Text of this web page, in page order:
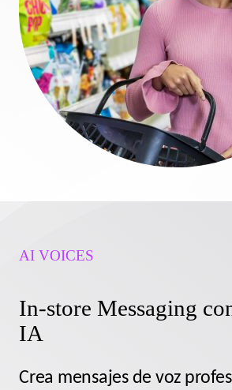
AI VOICES
In-store Messaging
IA
Crea mensajes de voz